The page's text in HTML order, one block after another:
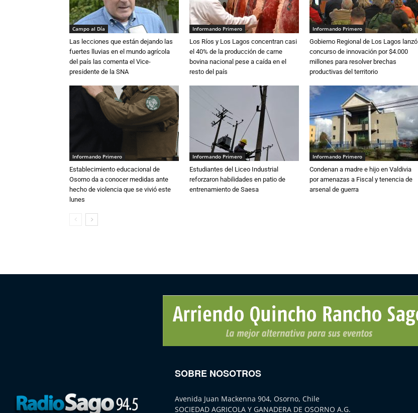
Campo al Día
Las lecciones que están dejando las
fuertes lluvias en el mundo agrícola
del país las comenta el Vice-
presidente de la SNA
Informando Primero
Los Ríos y Los Lagos concentran casi
el 40% de la producción de carne
bovina nacional pese a caída en el
resto del país
Informando Primero
Gobierno Regional de Los Lagos lanzó
concurso de innovación por $4.000
millones para resolver brechas
productivas del territorio
Informando Primero
Establecimiento educacional de
Osorno da a conocer medidas ante
hecho de violencia que se vivió este
lunes
Informando Primero
Estudiantes del Liceo Industrial
reforzaron habilidades en patio de
entrenamiento de Saesa
Informando Primero
Condenan a madre e hijo en Valdivia
por amenazas a Fiscal y tenencia de
arsenal de guerra
SOBRE NOSOTROS
Avenida Juan Mackenna 904, Osorno, Chile
SOCIEDAD AGRICOLA Y GANADERA DE OSORNO A.G.